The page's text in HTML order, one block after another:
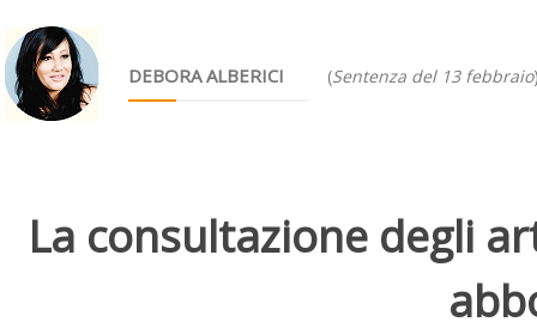
DEBORA ALBERICI (Sentenza del 13 febbraio
La consultazione degli